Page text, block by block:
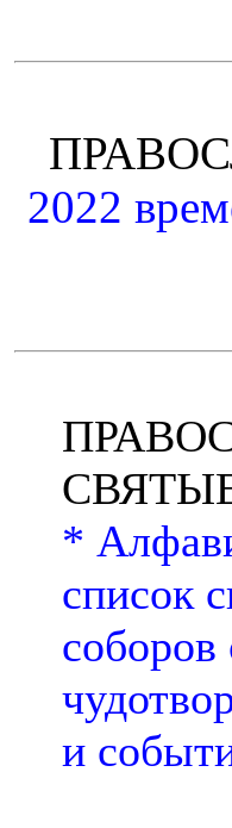
2022
*
список
соборов
и